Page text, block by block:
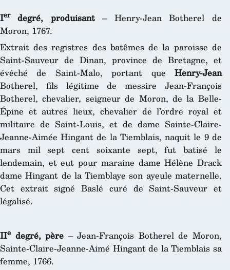
Ierdegré, produisant– Henry-Jean Botherel de
Moron, 1767.
Extrait des registres des batêmes de la paroisse de
Saint-Sauveur de Dinan, province de Bretagne, et
évêché de Saint-Malo, portant que Henry-Jean
Botherel, fils légitime de messire Jean-François
Botherel, chevalier, seigneur de Moron, de la Belle-
Épine et autres lieux, chevalier de l’ordre royal et
militaire de Saint-Louis, et de dame Sainte-Claire-
Jeanne-Aimée Hingant de la Tiemblais, naquit le 9 de
mars mil sept cent soixante sept, fut batisé le
lendemain, et eut pour maraine dame Hélène Drack
dame Hingant de la Tiemblaye son ayeule maternelle.
Cet extrait signé Baslé curé de Saint-Sauveur et
légalisé.
IIe degré, père – Jean-François Botherel de Moron,
Sainte-Claire-Jeanne-Aimé Hingant de la Tiemblais sa
femme, 1766.